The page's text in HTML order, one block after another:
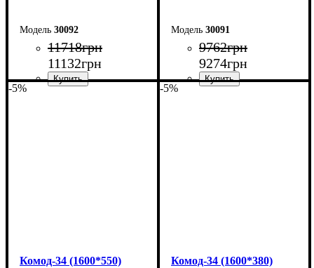
30092
11718грн
11132грн
30091
9762грн
9274грн
-5%
Комод-34 (1600*550)
-5%
Комод-34 (1600*380)